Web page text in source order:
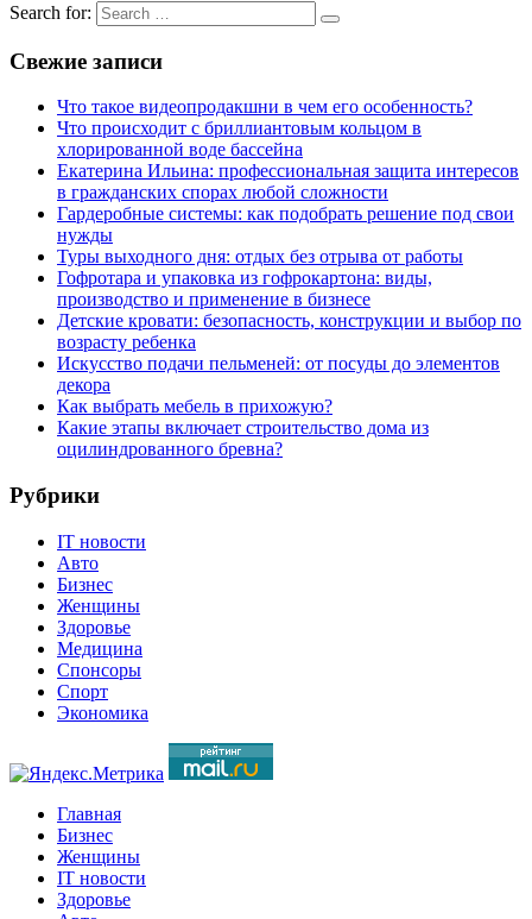
Search for:
Свежие записи
Что такое видеопродакшни в чем его особенность?
Что происходит с бриллиантовым кольцом в
хлорированной воде бассейна
Екатерина Ильина: профессиональная защита интересов
в гражданских спорах любой сложности
Гардеробные системы: как подобрать решение под свои
нужды
Туры выходного дня: отдых без отрыва от работы
Гофротара и упаковка из гофрокартона: виды,
производство и применение в бизнесе
Детские кровати: безопасность, конструкции и выбор по
возрасту ребенка
Искусство подачи пельменей: от посуды до элементов
декора
Как выбрать мебель в прихожую?
Какие этапы включает строительство дома из
оцилиндрованного бревна?
Рубрики
IT новости
Авто
Бизнес
Женщины
Здоровье
Медицина
Спонсоры
Спорт
Экономика
Главная
Бизнес
Женщины
IT новости
Здоровье